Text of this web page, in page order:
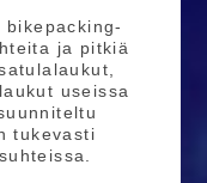
bikepacking-
ja pitkiä
useissa
tukevasti